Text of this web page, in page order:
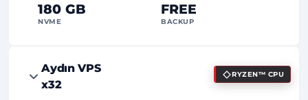
180 GB
NVME
FREE
BACKUP
99%
Aydın VPS
x32
RYZEN™ CPU